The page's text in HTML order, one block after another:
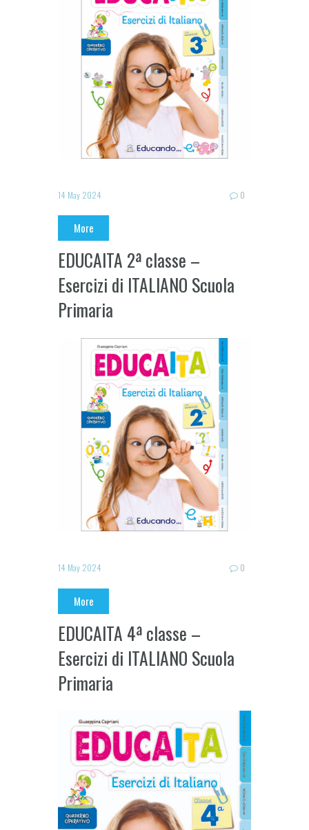
14 May 2024 0
More
EDUCAITA 2ª classe –
Esercizi di ITALIANO Scuola
Primaria
14 May 2024 0
More
EDUCAITA 4ª classe –
Esercizi di ITALIANO Scuola
Primaria